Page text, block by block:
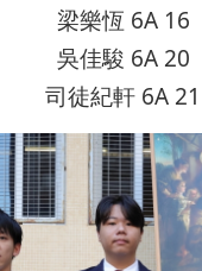
梁樂恆 6A 16
吳佳駿 6A 20
司徒紀軒 6A 21